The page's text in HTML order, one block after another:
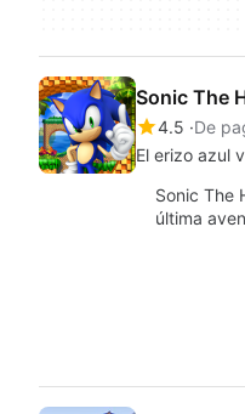
Sonic The
4.5 De
El erizo azul
Sonic The
última